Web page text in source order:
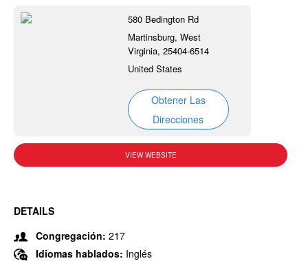
580 Bedington Rd
Martinsburg, West
Virginia, 25404-6514
United States
Obtener Las
Direcciones
VIEW WEBSITE
DETAILS
Congregación: 217
Idiomas hablados: Inglés